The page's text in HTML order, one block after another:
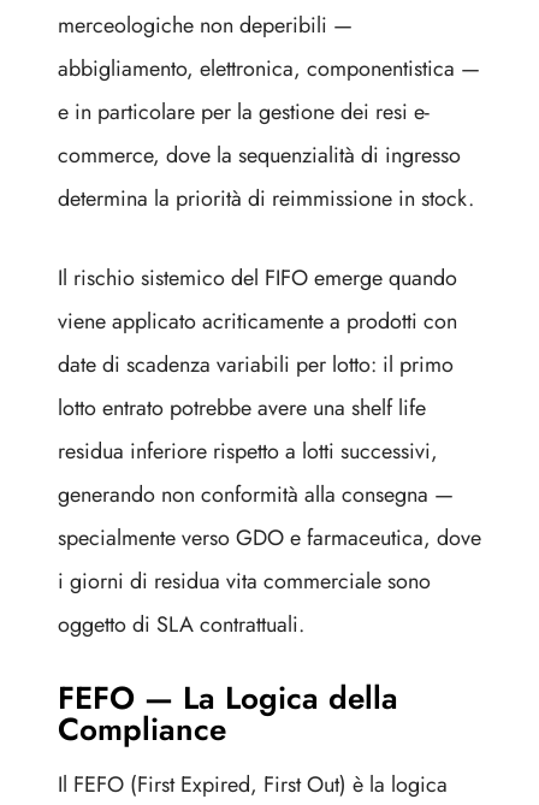
merceologiche non deperibili —
abbigliamento, elettronica, componentistica —
e in particolare per la gestione dei resi e-
commerce, dove la sequenzialità di ingresso
determina la priorità di reimmissione in stock.
Il rischio sistemico del FIFO emerge quando
viene applicato acriticamente a prodotti con
date di scadenza variabili per lotto: il primo
lotto entrato potrebbe avere una shelf life
residua inferiore rispetto a lotti successivi,
generando non conformità alla consegna —
specialmente verso GDO e farmaceutica, dove
i giorni di residua vita commerciale sono
oggetto di SLA contrattuali.
FEFO — La Logica della
Compliance
Il FEFO (First Expired, First Out) è la logica